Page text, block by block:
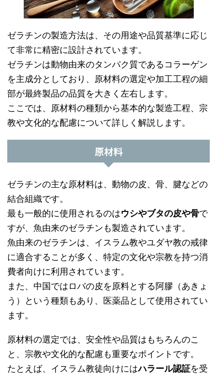
ゼラチンの製造方法は、その用途や品質基準に応じ
て非常に精密に設計されています。
ゼラチンは動物由来のタンパク質であるコラーゲン
を主成分としており、原材料の選定や加工工程の細
部が最終製品の品質を大きく左右します。
ここでは、原材料の種類から基本的な製造工程、宗
教や文化的な配慮について詳しく解説します。
原材料
ゼラチンの主な原材料は、動物の皮、骨、腱などの
結合組織です。
最も一般的に使用されるのはウシやブタの皮や骨で
すが、魚由来のゼラチンも製造されています。
魚由来のゼラチンは、イスラム教やユダヤ教の戒律
に適合することが多く、特定の文化や宗教を持つ消
費者向けに利用されています。
また、中国ではロバの皮を原料とする阿膠（あきょ
う）という種類もあり、医薬品として使用されてい
ます。
原材料の選定では、安全性や品質はもちろんのこ
と、宗教や文化的な配慮も重要なポイントです。
たとえば、イスラム教徒向けにはハラール認証を受